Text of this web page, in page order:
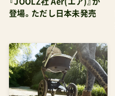
登場。ただし日本未発売